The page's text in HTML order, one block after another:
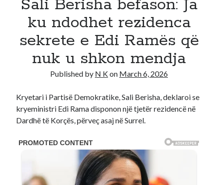
Recent Comments
No comments to show.
Sali Berisha befason: Ja
ku ndodhet rezidenca
sekrete e Edi Ramës që
nuk u shkon mendja
Published by N Kon March 6, 2026
Kryetari i Partisë Demokratike, Sali Berisha, deklaroi se
kryeministri Edi Rama disponon një tjetër rezidencë në
Dardhë të Korçës, përveç asaj në Surrel.